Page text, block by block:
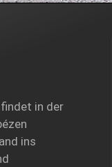
in der
ins